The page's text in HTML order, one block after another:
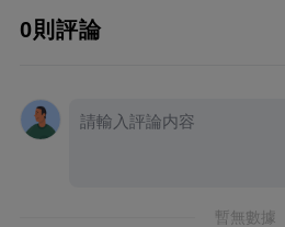
0則評論
暫無數據